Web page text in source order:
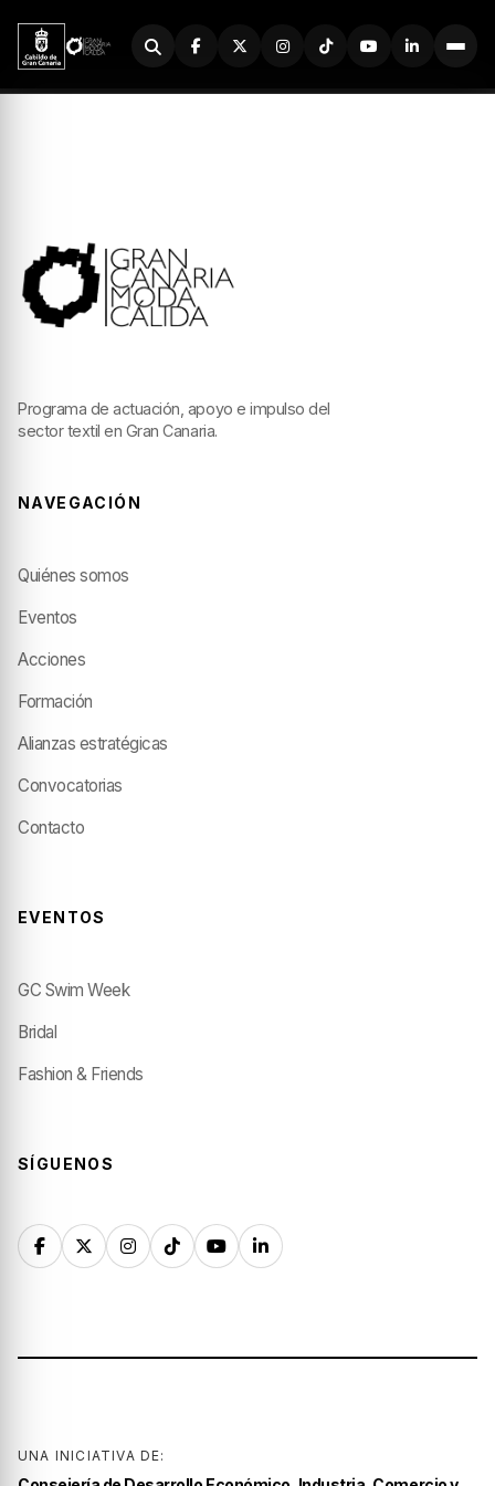
Buscador
Programa de actuación, apoyo e impulso del
sector textil en Gran Canaria.
NAVEGACIÓN
Quiénes somos
Eventos
Acciones
Formación
Alianzas estratégicas
Convocatorias
Contacto
EVENTOS
GC Swim Week
Bridal
Fashion & Friends
SÍGUENOS
UNA INICIATIVA DE: